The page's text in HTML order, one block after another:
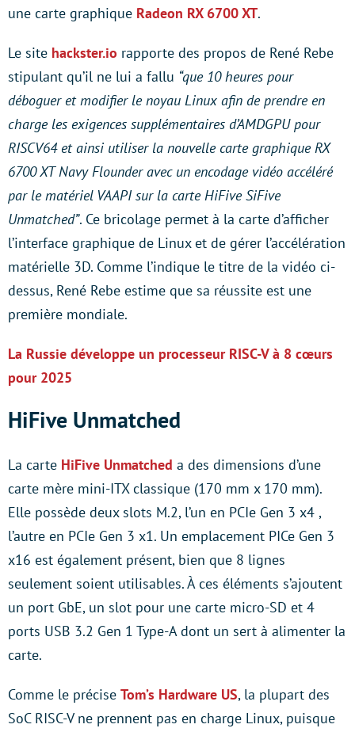
une carte graphique Radeon RX 6700 XT.
Le site hackster.io rapporte des propos de René Rebe
stipulant qu’il ne lui a fallu “que 10 heures pour
déboguer et modifier le noyau Linux afin de prendre en
charge les exigences supplémentaires d’AMDGPU pour
RISCV64 et ainsi utiliser la nouvelle carte graphique RX
6700 XT Navy Flounder avec un encodage vidéo accéléré
par le matériel VAAPI sur la carte HiFive SiFive
Unmatched”. Ce bricolage permet à la carte d’afficher
l’interface graphique de Linux et de gérer l’accélération
matérielle 3D. Comme l’indique le titre de la vidéo ci-
dessus, René Rebe estime que sa réussite est une
première mondiale.
La Russie développe un processeur RISC-V à 8 cœurs
pour 2025
HiFive Unmatched
La carte HiFive Unmatched a des dimensions d’une
carte mère mini-ITX classique (170 mm x 170 mm).
Elle possède deux slots M.2, l’un en PCIe Gen 3 x4 ,
l’autre en PCIe Gen 3 x1. Un emplacement PICe Gen 3
x16 est également présent, bien que 8 lignes
seulement soient utilisables. À ces éléments s’ajoutent
un port GbE, un slot pour une carte micro-SD et 4
ports USB 3.2 Gen 1 Type-A dont un sert à alimenter la
carte.
Comme le précise Tom’s Hardware US, la plupart des
SoC RISC-V ne prennent pas en charge Linux, puisque